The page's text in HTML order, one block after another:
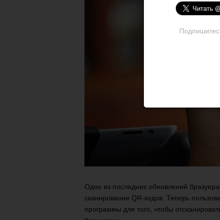
Одно из последних обновлений
сканирование QR-кодов. Теперь
программы для того, чтобы